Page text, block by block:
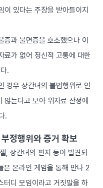
이 있다는 주장을 받아들이지
과 불면증을 호소했으나 이
료가 없어 정신적 고통에 대한
.
경우 상간녀의 불법행위로 인
않는다고 보아 위자료 산정에
.
정행위와 증거 확보
, 상간녀의 편지 등이 발견되
은 온라인 게임을 통해 만나 2
터디 모임이라고 거짓말을 하